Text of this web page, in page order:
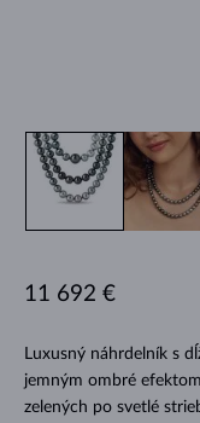
Luxusný náhrdelník s
jemným ombré
zelených po svetlé
11 692 €